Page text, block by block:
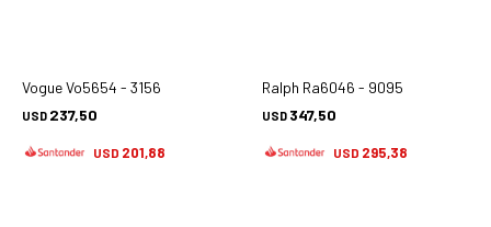
Vogue Vo5654 - 3156
USD 237,50
USD 201,88
Ralph Ra6046 - 9095
USD 347,50
USD 295,38